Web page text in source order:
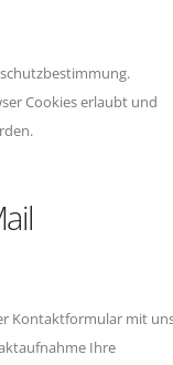
Cookies erlaubt und
Kontaktformular mit
Ihre